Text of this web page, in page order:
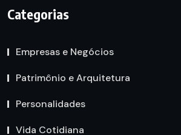
Categorias
Empresas e Negócios
Patrimônio e Arquitetura
Personalidades
Vida Cotidiana